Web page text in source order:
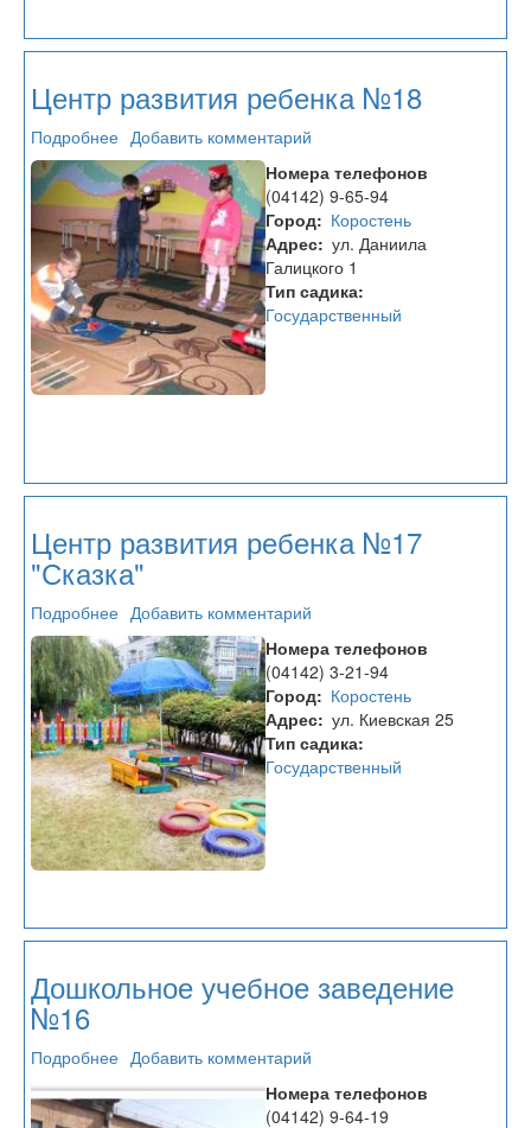
Центр развития ребенка №18
Подробнее
Центр
развития
ребенка
№18
Добавить комментарий
Номера телефонов
(04142) 9-65-94
Город
Коростень
Адрес ул. Даниила
Галицкого 1
Тип садика
Государственный
Центр развития ребенка №17
"Сказка"
Подробнее
Центр
развития
ребенка
№17
"Сказка"
Добавить комментарий
Номера телефонов
(04142) 3-21-94
Город
Коростень
Адрес ул. Киевская 25
Тип садика
Государственный
Дошкольное учебное заведение
№16
Подробнее
учебное
Добавить комментарий
Номера телефонов
(04142) 9-64-19